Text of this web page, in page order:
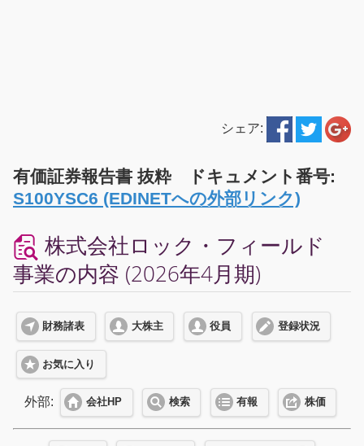
シェア:
有価証券報告書 抜粋 ドキュメント番号:
S100YSC6 (EDINETへの外部リンク)
株式会社ロック・フィールド
事業の内容 (2026年4月期)
財務諸表 大株主 役員 登録状況
お気に入り
外部: 会社HP 検索 有報 株価